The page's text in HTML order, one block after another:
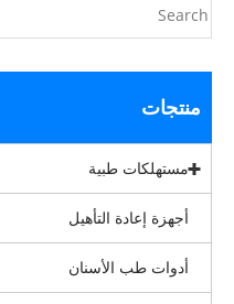
منتجات
مستهلكات طبية
أجهزة إعادة التأهيل
أدوات طب الأسنان